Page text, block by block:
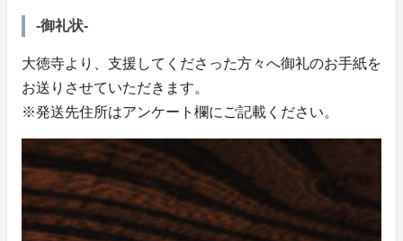
-御礼状-
大徳寺より、支援してくださった方々へ御礼のお手紙を
お送りさせていただきます。
※発送先住所はアンケート欄にご記載ください。